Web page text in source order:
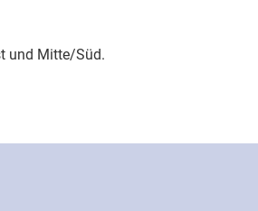
und Mitte/Süd.